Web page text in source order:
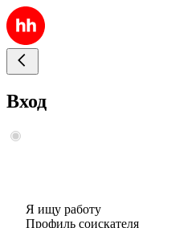
Вход
Я ищу работу
Профиль соискателя